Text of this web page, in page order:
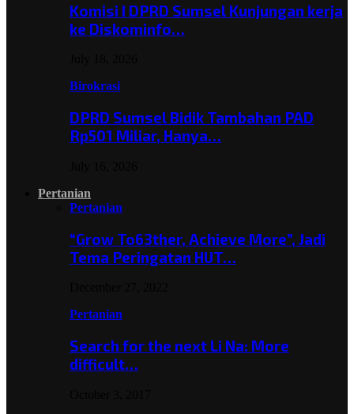
Komisi I DPRD Sumsel Kunjungan kerja
ke Diskominfo…
Birokrasi
DPRD Sumsel Bidik Tambahan PAD
Rp501 Miliar, Hanya…
Pertanian
Pertanian
“Grow To63ther, Achieve More”, Jadi
Tema Peringatan HUT…
Pertanian
Search for the next Li Na: More
difficult…